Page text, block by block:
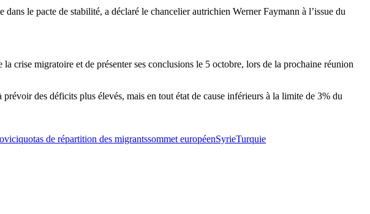
le pacte de stabilité, a déclaré le chancelier autrichien Werner Faymann à l’issue du
crise migratoire et de présenter ses conclusions le 5 octobre, lors de la prochaine réunion
des déficits plus élevés, mais en tout état de cause inférieurs à la limite de 3% du
quotas de répartition des migrantssommet européenSyrieTurquie